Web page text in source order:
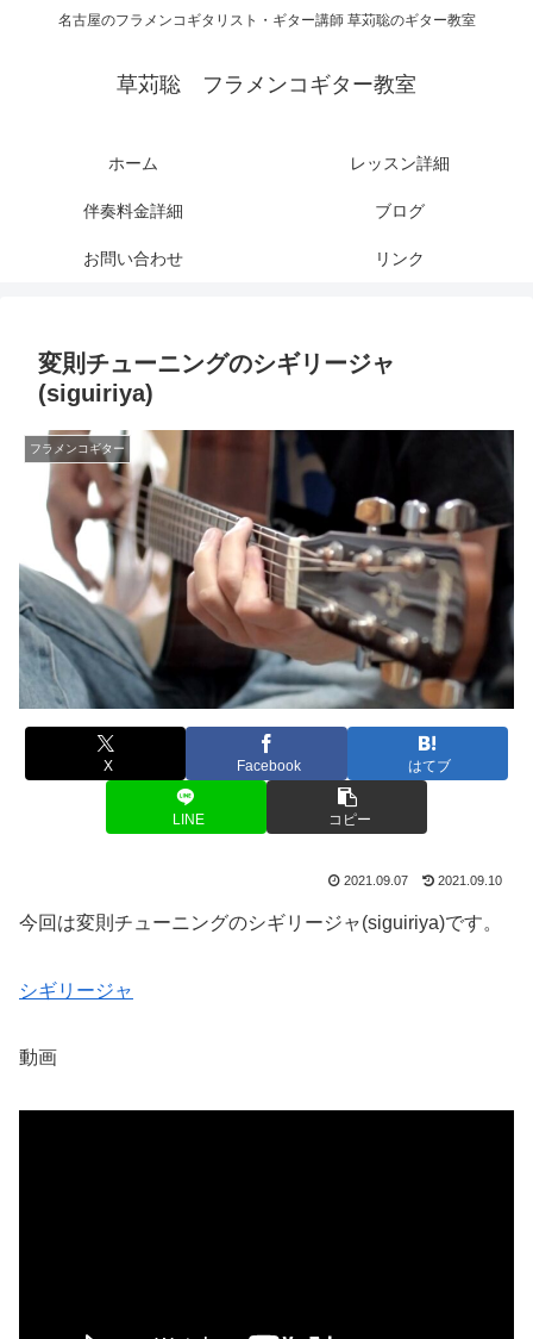
名古屋のフラメンコギタリスト・ギター講師 草苅聡のギター教室
草苅聡 フラメンコギター教室
ホーム レッスン詳細
伴奏料金詳細 ブログ
お問い合わせ リンク
変則チューニングのシギリージャ
(siguiriya)
フラメンコギター
X Facebook はてブ
LINE コピー
2021.09.07 2021.09.10
今回は変則チューニングのシギリージャ(siguiriya)です。
シギリージャ
動画